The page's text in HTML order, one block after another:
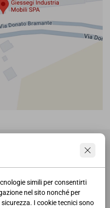
simili per consentirti
nel sito nonché per
I cookie tecnici sono